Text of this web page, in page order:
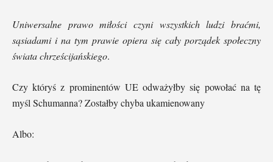
Uniwersalne prawo miłości czyni wszystkich ludzi braćmi,
sąsiadami i na tym prawie opiera się cały porządek społeczny
świata chrześcijańskiego.
Czy któryś z prominentów UE odważyłby się powołać na tę
myśl Schumanna? Zostałby chyba ukamienowany
Albo: